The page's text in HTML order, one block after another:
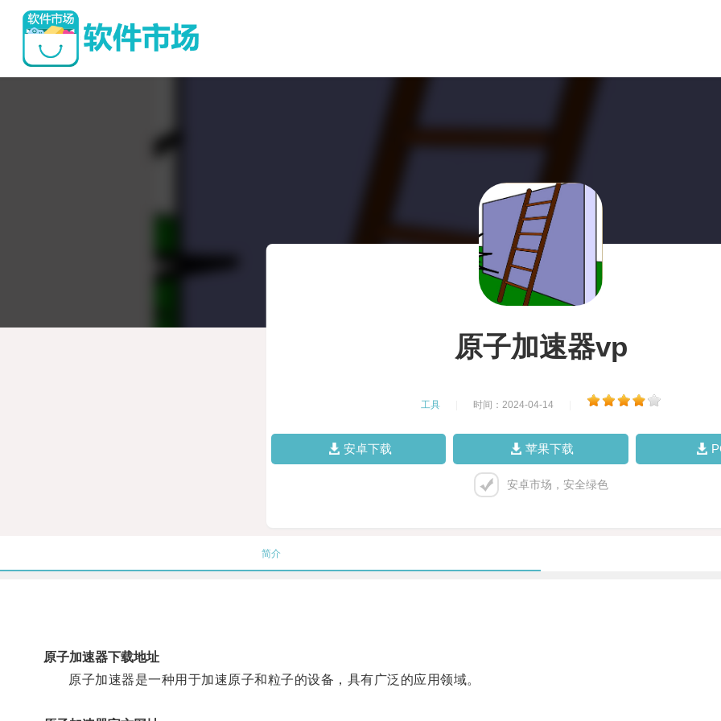
原子加速器vp
工具 时间：2024-04-14
安卓下载 苹果下载
安卓市场，安全绿色
简介
原子加速器下载地址
原子加速器是一种用于加速原子和粒子的设备，具有广泛的应用领域。